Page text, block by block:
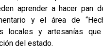
aprender a hacer pan
y el área de
locales y artesanías
del estado.